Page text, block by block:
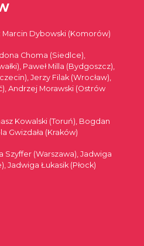
Dybowski (Komorów)
Choma (Siedlce),
Paweł Milla (Bydgoszcz),
Jerzy Filak (Wrocław),
Andrzej Morawski (Ostrów
Kowalski (Toruń), Bogdan
Gwizdała (Kraków)
Szyffer (Warszawa), Jadwiga
Jadwiga Łukasik (Płock)